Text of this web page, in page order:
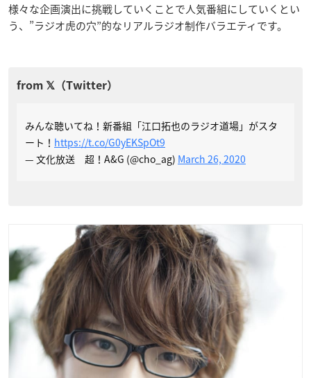
様々な企画演出に挑戦していくことで人気番組にしていくとい
う、”ラジオ虎の穴”的なリアルラジオ制作バラエティです。
みんな聴いてね！新番組「江口拓也のラジオ道場」がスタ
ート！ https://t.co/G0yEKSpOt9
— 文化放送 超！A&G (@cho_ag) March 26, 2020